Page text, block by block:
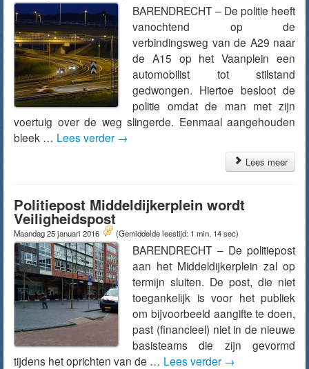
BARENDRECHT – De politie heeft
vanochtend op de
verbindingsweg van de A29 naar
de A15 op het Vaanplein een
automobilist tot stilstand
gedwongen. Hiertoe besloot de
politie omdat de man met zijn
voertuig over de weg slingerde. Eenmaal aangehouden
bleek … Lees verder →
Lees meer
Politiepost Middeldijkerplein wordt
Veiligheidspost
Maandag 25 januari 2016 (Gemiddelde leestijd: 1 min, 14 sec)
BARENDRECHT – De politiepost
aan het Middeldijkerplein zal op
termijn sluiten. De post, die niet
toegankelijk is voor het publiek
om bijvoorbeeld aangifte te doen,
past (financieel) niet in de nieuwe
basisteams die zijn gevormd
tijdens het oprichten van de … Lees verder →